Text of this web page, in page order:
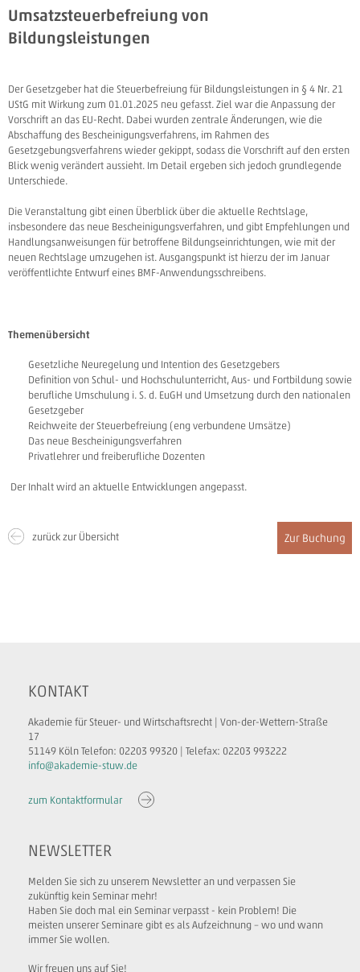
Umsatzsteuerbefreiung von
Bildungsleistungen
Der Gesetzgeber hat die Steuerbefreiung für Bildungsleistungen in § 4 Nr. 21
UStG mit Wirkung zum 01.01.2025 neu gefasst. Ziel war die Anpassung der
Vorschrift an das EU-Recht. Dabei wurden zentrale Änderungen, wie die
Abschaffung des Bescheinigungsverfahrens, im Rahmen des
Gesetzgebungsverfahrens wieder gekippt, sodass die Vorschrift auf den ersten
Blick wenig verändert aussieht. Im Detail ergeben sich jedoch grundlegende
Unterschiede.
Die Veranstaltung gibt einen Überblick über die aktuelle Rechtslage,
insbesondere das neue Bescheinigungsverfahren, und gibt Empfehlungen und
Handlungsanweisungen für betroffene Bildungseinrichtungen, wie mit der
neuen Rechtslage umzugehen ist. Ausgangspunkt ist hierzu der im Januar
veröffentlichte Entwurf eines BMF-Anwendungsschreibens.
Themenübersicht
Gesetzliche Neuregelung und Intention des Gesetzgebers
Definition von Schul- und Hochschulunterricht, Aus- und Fortbildung sowie
berufliche Umschulung i. S. d. EuGH und Umsetzung durch den nationalen
Gesetzgeber
Reichweite der Steuerbefreiung (eng verbundene Umsätze)
Das neue Bescheinigungsverfahren
Privatlehrer und freiberufliche Dozenten
Der Inhalt wird an aktuelle Entwicklungen angepasst.
zurück zur Übersicht Zur Buchung
KONTAKT
Akademie für Steuer- und Wirtschaftsrecht | Von-der-Wettern-Straße
17
51149 Köln Telefon: 02203 99320 | Telefax: 02203 993222
info@akademie-stuw.de
zum Kontaktformular
NEWSLETTER
Melden Sie sich zu unserem Newsletter an und verpassen Sie
zukünftig kein Seminar mehr!
Haben Sie doch mal ein Seminar verpasst - kein Problem! Die
meisten unserer Seminare gibt es als Aufzeichnung – wo und wann
immer Sie wollen.
Wir freuen uns auf Sie!